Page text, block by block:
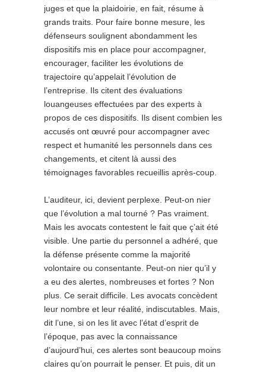
juges et que la plaidoirie, en fait, résume à
grands traits. Pour faire bonne mesure, les
défenseurs soulignent abondamment les
dispositifs mis en place pour accompagner,
encourager, faciliter les évolutions de
trajectoire qu’appelait l’évolution de
l’entreprise. Ils citent des évaluations
louangeuses effectuées par des experts à
propos de ces dispositifs. Ils disent combien les
accusés ont œuvré pour accompagner avec
respect et humanité les personnels dans ces
changements, et citent là aussi des
témoignages favorables recueillis après-coup.
L’auditeur, ici, devient perplexe. Peut-on nier
que l’évolution a mal tourné ? Pas vraiment.
Mais les avocats contestent le fait que ç’ait été
visible. Une partie du personnel a adhéré, que
la défense présente comme la majorité
volontaire ou consentante. Peut-on nier qu’il y
a eu des alertes, nombreuses et fortes ? Non
plus. Ce serait difficile. Les avocats concèdent
leur nombre et leur réalité, indiscutables. Mais,
dit l’une, si on les lit avec l’état d’esprit de
l’époque, pas avec la connaissance
d’aujourd’hui, ces alertes sont beaucoup moins
claires qu’on pourrait le penser. Et puis, dit un